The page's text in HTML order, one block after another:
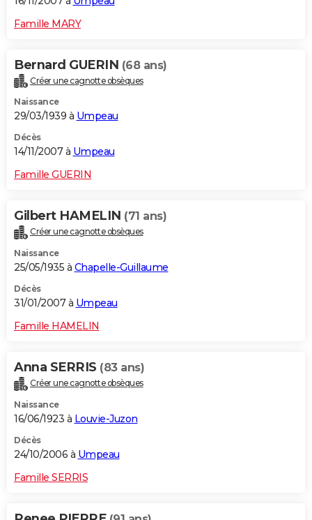
Famille MARY
Bernard GUERIN (68 ans)
Créer une cagnotte obsèques
Naissance
29/03/1939 à Umpeau
Décès
14/11/2007 à Umpeau
Famille GUERIN
Gilbert HAMELIN (71 ans)
Créer une cagnotte obsèques
Naissance
25/05/1935 à Chapelle-Guillaume
Décès
31/01/2007 à Umpeau
Famille HAMELIN
Anna SERRIS (83 ans)
Créer une cagnotte obsèques
Naissance
16/06/1923 à Louvie-Juzon
Décès
24/10/2006 à Umpeau
Famille SERRIS